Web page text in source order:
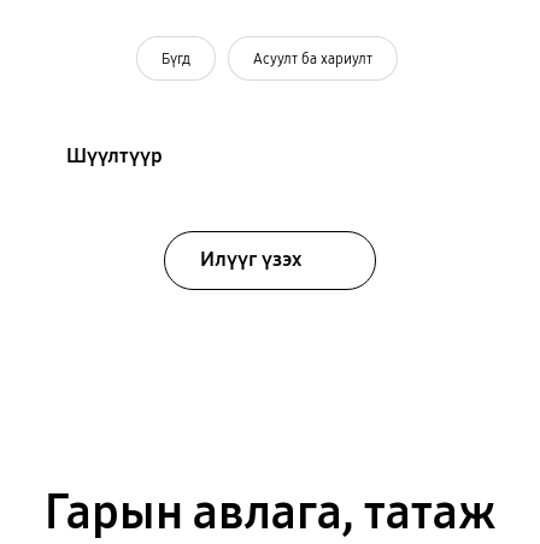
Бүгд Асуулт ба хариулт
Шүүлтүүр
Илүүг үзэх
Гарын авлага, татаж